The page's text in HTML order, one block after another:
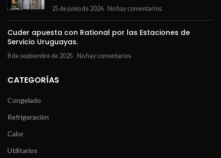
25 de junio de 2026 No hay comentarios
Cuder apuesta con Rational por las Estaciones de
Servicio Uruguayas.
8 de septiembre de 2025 No hay comentarios
CATEGORÍAS
Congelado
Refrigeración
Calor
Utilitarios